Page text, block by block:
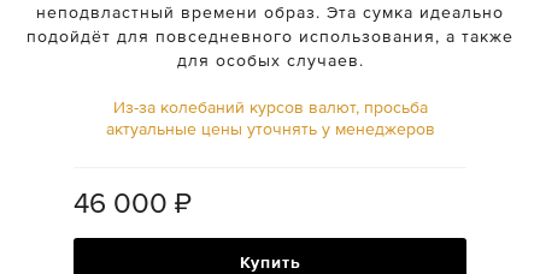
неподвластный времени образ. Эта сумка идеально
подойдёт для повседневного использования, а также
для особых случаев.
Из-за колебаний курсов валют, просьба
актуальные цены уточнять у менеджеров
46 000 ₽
Купить